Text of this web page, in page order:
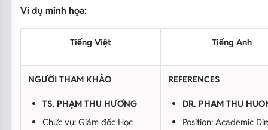
Ví dụ minh họa:
Tiếng Việt Tiếng Anh
NGƯỜI THAM KHẢO
TS. PHẠM THU HƯƠNG
Chức vụ: Giám đốc Học
REFERENCES
DR. PHAM THU
Position: Academic